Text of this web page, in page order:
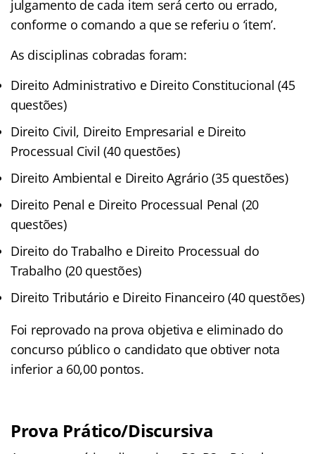
julgamento de cada item será certo ou errado,
conforme o comando a que se referiu o ‘item’.
As disciplinas cobradas foram:
Direito Administrativo e Direito Constitucional (45
questões)
Direito Civil, Direito Empresarial e Direito
Processual Civil (40 questões)
Direito Ambiental e Direito Agrário (35 questões)
Direito Penal e Direito Processual Penal (20
questões)
Direito do Trabalho e Direito Processual do
Trabalho (20 questões)
Direito Tributário e Direito Financeiro (40 questões)
Foi reprovado na prova objetiva e eliminado do
concurso público o candidato que obtiver nota
inferior a 60,00 pontos.
Prova Prático/Discursiva